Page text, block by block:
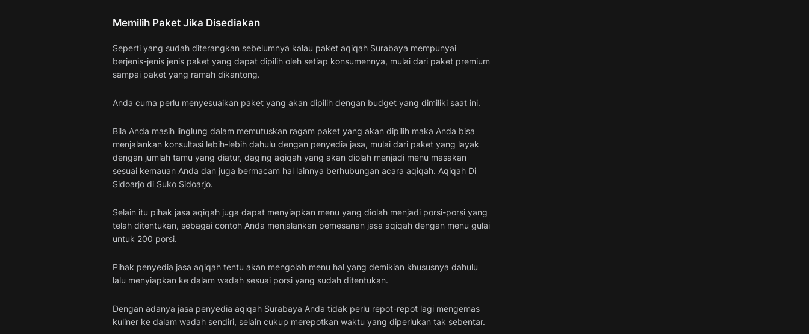
Memilih Paket Jika Disediakan
Seperti yang sudah diterangkan sebelumnya kalau paket aqiqah Surabaya mempunyai
berjenis-jenis jenis paket yang dapat dipilih oleh setiap konsumennya, mulai dari paket premium
sampai paket yang ramah dikantong.
Anda cuma perlu menyesuaikan paket yang akan dipilih dengan budget yang dimiliki saat ini.
Bila Anda masih linglung dalam memutuskan ragam paket yang akan dipilih maka Anda bisa
menjalankan konsultasi lebih-lebih dahulu dengan penyedia jasa, mulai dari paket yang layak
dengan jumlah tamu yang diatur, daging aqiqah yang akan diolah menjadi menu masakan
sesuai kemauan Anda dan juga bermacam hal lainnya berhubungan acara aqiqah. Aqiqah Di
Sidoarjo di Suko Sidoarjo.
Selain itu pihak jasa aqiqah juga dapat menyiapkan menu yang diolah menjadi porsi-porsi yang
telah ditentukan, sebagai contoh Anda menjalankan pemesanan jasa aqiqah dengan menu gulai
untuk 200 porsi.
Pihak penyedia jasa aqiqah tentu akan mengolah menu hal yang demikian khususnya dahulu
lalu menyiapkan ke dalam wadah sesuai porsi yang sudah ditentukan.
Dengan adanya jasa penyedia aqiqah Surabaya Anda tidak perlu repot-repot lagi mengemas
kuliner ke dalam wadah sendiri, selain cukup merepotkan waktu yang diperlukan tak sebentar.